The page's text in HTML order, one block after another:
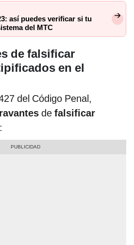
así puedes verificar si tu
del MTC
de falsificar
en el
del Código Penal,
de falsificar